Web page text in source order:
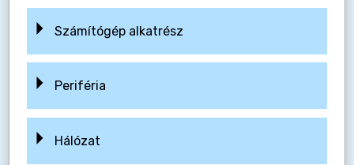
Számítógép alkatrész
Periféria
Hálózat